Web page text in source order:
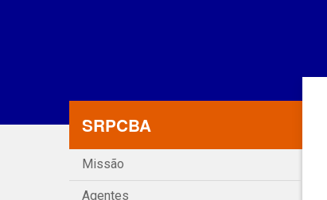
SRPCBA
Missão
Agentes